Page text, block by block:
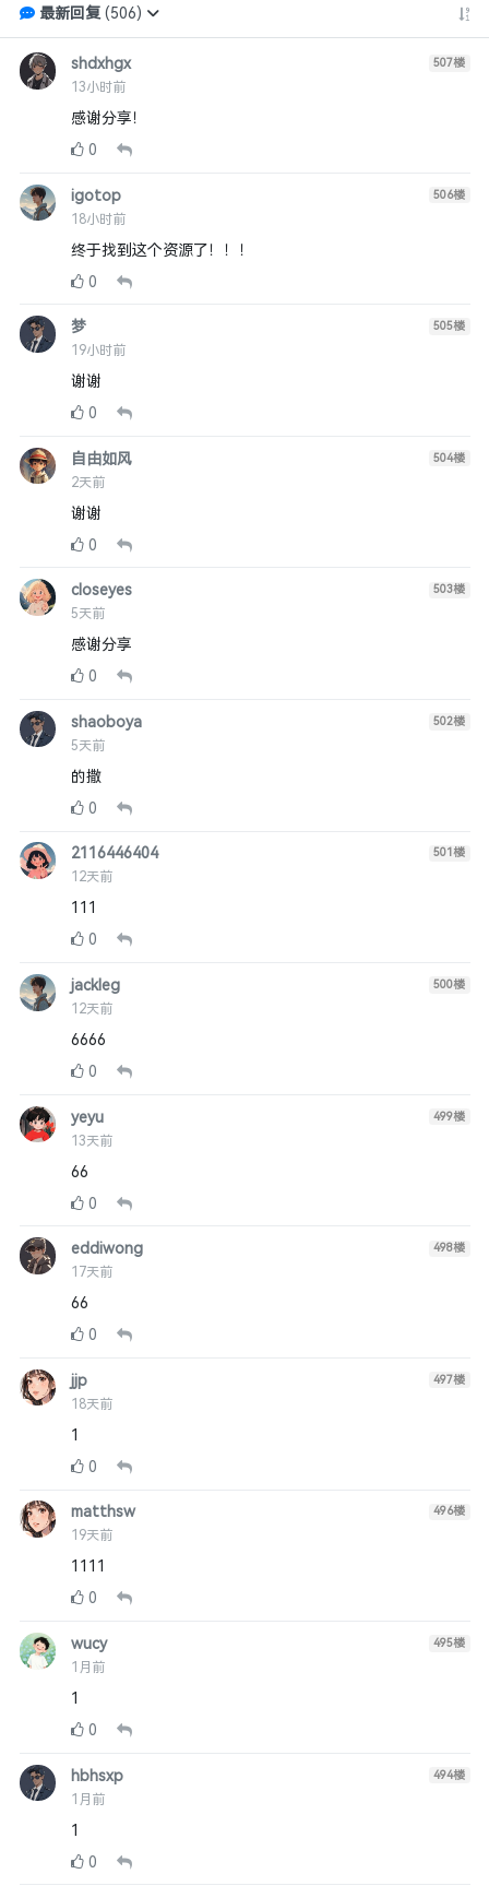
最新回复( 506)
shdxhgx
13小时前
507楼
感谢分享！
0
igotop
18小时前
506楼
终于找到这个资源了！！！
0
梦
19小时前
505楼
谢谢
0
自由如风
2天前
504楼
谢谢
0
closeyes
5天前
503楼
感谢分享
0
shaoboya
5天前
502楼
的撒
0
2116446404
12天前
501楼
111
0
jackleg
12天前
500楼
6666
0
yeyu
13天前
499楼
66
0
eddiwong
17天前
498楼
66
0
jjp
18天前
497楼
1
0
matthsw
19天前
496楼
1111
0
wucy
1月前
495楼
1
0
hbhsxp
1月前
494楼
1
0